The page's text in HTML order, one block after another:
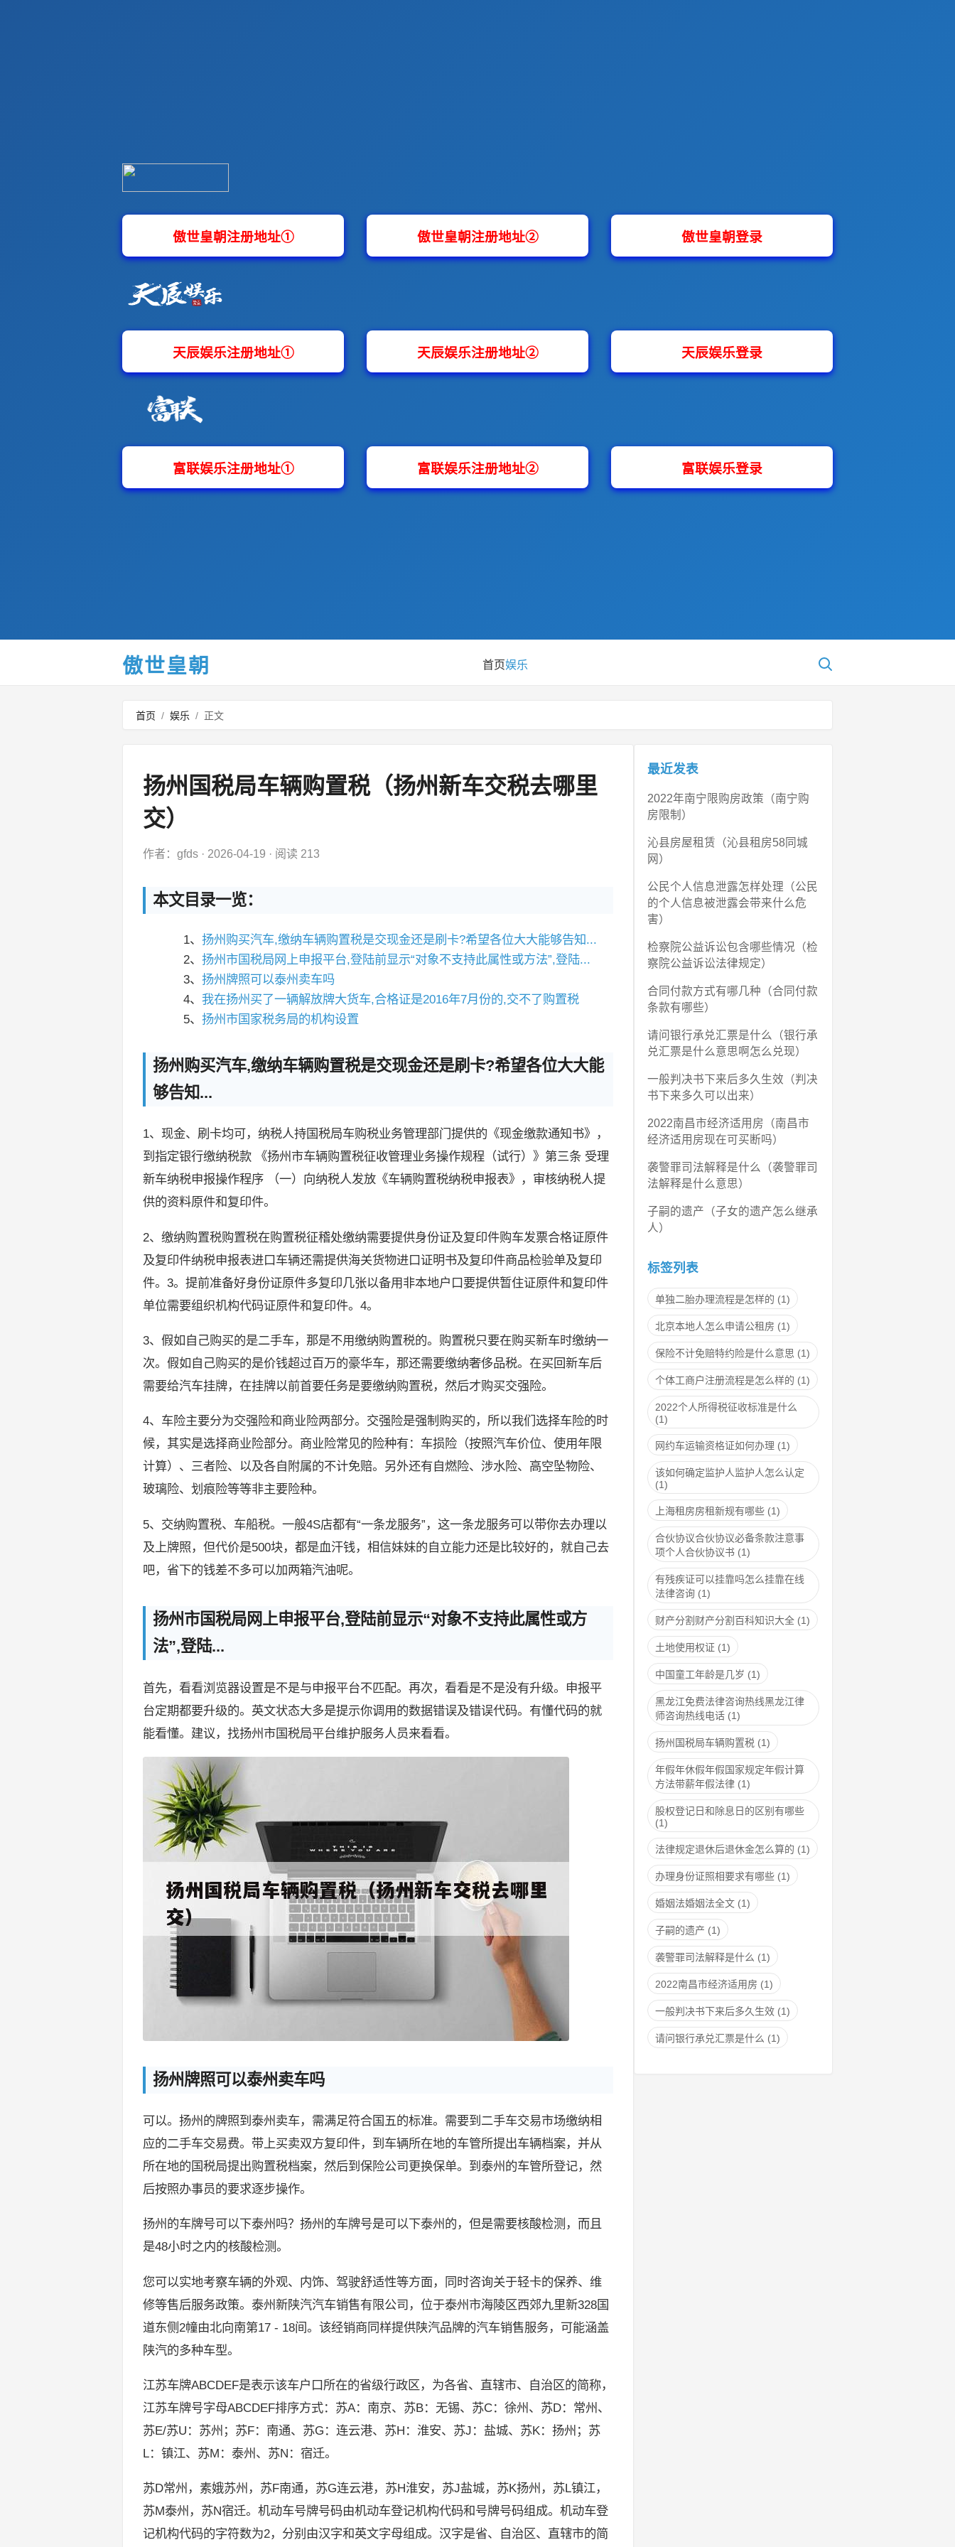
傲世皇朝 首页娱乐
首页 / 娱乐 / 正文
扬州国税局车辆购置税（扬州新车交税去哪里
交）
作者：gfds · 2026-04-19 · 阅读 213
本文目录一览：
1、扬州购买汽车,缴纳车辆购置税是交现金还是刷卡?希望各位大大能够告知...
2、扬州市国税局网上申报平台,登陆前显示“对象不支持此属性或方法”,登陆...
3、扬州牌照可以泰州卖车吗
4、我在扬州买了一辆解放牌大货车,合格证是2016年7月份的,交不了购置税
5、扬州市国家税务局的机构设置
扬州购买汽车,缴纳车辆购置税是交现金还是刷卡?希望各位大大能
够告知...
1、现金、刷卡均可，纳税人持国税局车购税业务管理部门提供的《现金缴款通知书》，
到指定银行缴纳税款 《扬州市车辆购置税征收管理业务操作规程（试行）》第三条 受理
新车纳税申报操作程序 （一）向纳税人发放《车辆购置税纳税申报表》，审核纳税人提
供的资料原件和复印件。
2、缴纳购置税购置税在购置税征稽处缴纳需要提供身份证及复印件购车发票合格证原件
及复印件纳税申报表进口车辆还需提供海关货物进口证明书及复印件商品检验单及复印
件。3。提前准备好身份证原件多复印几张以备用非本地户口要提供暂住证原件和复印件
单位需要组织机构代码证原件和复印件。4。
3、假如自己购买的是二手车，那是不用缴纳购置税的。购置税只要在购买新车时缴纳一
次。假如自己购买的是价钱超过百万的豪华车，那还需要缴纳奢侈品税。在买回新车后
需要给汽车挂牌，在挂牌以前首要任务是要缴纳购置税，然后才购买交强险。
4、车险主要分为交强险和商业险两部分。交强险是强制购买的，所以我们选择车险的时
候，其实是选择商业险部分。商业险常见的险种有：车损险（按照汽车价位、使用年限
计算）、三者险、以及各自附属的不计免赔。另外还有自燃险、涉水险、高空坠物险、
玻璃险、划痕险等等非主要险种。
5、交纳购置税、车船税。一般4S店都有“一条龙服务”，这一条龙服务可以带你去办理以
及上牌照，但代价是500块，都是血汗钱，相信妹妹的自立能力还是比较好的，就自己去
吧，省下的钱差不多可以加两箱汽油呢。
扬州市国税局网上申报平台,登陆前显示“对象不支持此属性或方
法”,登陆...
首先，看看浏览器设置是不是与申报平台不匹配。再次，看看是不是没有升级。申报平
台定期都要升级的。英文状态大多是提示你调用的数据错误及错误代码。有懂代码的就
能看懂。建议，找扬州市国税局平台维护服务人员来看看。
扬州牌照可以泰州卖车吗
可以。扬州的牌照到泰州卖车，需满足符合国五的标准。需要到二手车交易市场缴纳相
应的二手车交易费。带上买卖双方复印件，到车辆所在地的车管所提出车辆档案，并从
所在地的国税局提出购置税档案，然后到保险公司更换保单。到泰州的车管所登记，然
后按照办事员的要求逐步操作。
扬州的车牌号可以下泰州吗？扬州的车牌号是可以下泰州的，但是需要核酸检测，而且
是48小时之内的核酸检测。
您可以实地考察车辆的外观、内饰、驾驶舒适性等方面，同时咨询关于轻卡的保养、维
修等售后服务政策。泰州新陕汽汽车销售有限公司，位于泰州市海陵区西郊九里新328国
道东侧2幢由北向南第17 - 18间。该经销商同样提供陕汽品牌的汽车销售服务，可能涵盖
陕汽的多种车型。
江苏车牌ABCDEF是表示该车户口所在的省级行政区，为各省、直辖市、自治区的简称，
江苏车牌号字母ABCDEF排序方式：苏A：南京、苏B：无锡、苏C：徐州、苏D：常州、
苏E/苏U：苏州；苏F：南通、苏G：连云港、苏H：淮安、苏J：盐城、苏K：扬州；苏
L：镇江、苏M：泰州、苏N：宿迁。
苏D常州，素娥苏州，苏F南通，苏G连云港，苏H淮安，苏J盐城，苏K扬州，苏L镇江，
苏M泰州，苏N宿迁。机动车号牌号码由机动车登记机构代码和号牌号码组成。机动车登
记机构代码的字符数为2，分别由汉字和英文字母组成。汉字是省、自治区、直辖市的简
最近发表
2022年南宁限购房政策（南宁购
房限制）
沁县房屋租赁（沁县租房58同城
网）
公民个人信息泄露怎样处理（公民
的个人信息被泄露会带来什么危
害）
检察院公益诉讼包含哪些情况（检
察院公益诉讼法律规定）
合同付款方式有哪几种（合同付款
条款有哪些）
请问银行承兑汇票是什么（银行承
兑汇票是什么意思啊怎么兑现）
一般判决书下来后多久生效（判决
书下来多久可以出来）
2022南昌市经济适用房（南昌市
经济适用房现在可买断吗）
袭警罪司法解释是什么（袭警罪司
法解释是什么意思）
子嗣的遗产（子女的遗产怎么继承
人）
标签列表
单独二胎办理流程是怎样的 (1)
北京本地人怎么申请公租房 (1)
保险不计免赔特约险是什么意思 (1)
个体工商户注册流程是怎么样的 (1)
2022个人所得税征收标准是什么
(1)
网约车运输资格证如何办理 (1)
该如何确定监护人监护人怎么认定
(1)
上海租房房租新规有哪些 (1)
合伙协议合伙协议必备条款注意事
项个人合伙协议书 (1)
有残疾证可以挂靠吗怎么挂靠在线
法律咨询 (1)
财产分割财产分割百科知识大全 (1)
土地使用权证 (1)
中国童工年龄是几岁 (1)
黑龙江免费法律咨询热线黑龙江律
师咨询热线电话 (1)
扬州国税局车辆购置税 (1)
年假年休假年假国家规定年假计算
方法带薪年假法律 (1)
股权登记日和除息日的区别有哪些
(1)
法律规定退休后退休金怎么算的 (1)
办理身份证照相要求有哪些 (1)
婚姻法婚姻法全文 (1)
子嗣的遗产 (1)
袭警罪司法解释是什么 (1)
2022南昌市经济适用房 (1)
一般判决书下来后多久生效 (1)
请问银行承兑汇票是什么 (1)